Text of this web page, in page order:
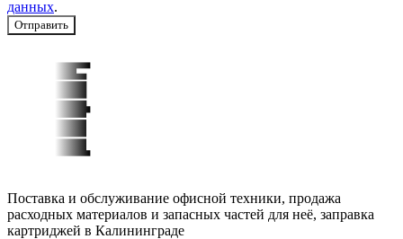
данных.
Отправить
Поставка и обслуживание офисной техники, продажа
расходных материалов и запасных частей для неё, заправка
картриджей в Калининграде